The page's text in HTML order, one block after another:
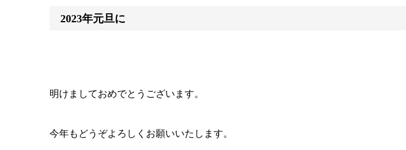
2023年元旦に
明けましておめでとうございます。
今年もどうぞよろしくお願いいたします。